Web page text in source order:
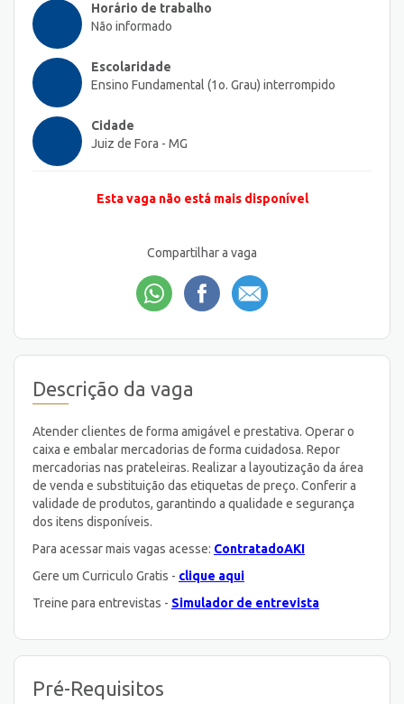
Horário de trabalho
Não informado
Escolaridade
Ensino Fundamental (1o. Grau) interrompido
Cidade
Juiz de Fora - MG
Esta vaga não está mais disponível
Compartilhar a vaga
Descrição da vaga
Atender clientes de forma amigável e prestativa. Operar o
caixa e embalar mercadorias de forma cuidadosa. Repor
mercadorias nas prateleiras. Realizar a layoutização da área
de venda e substituição das etiquetas de preço. Conferir a
validade de produtos, garantindo a qualidade e segurança
dos itens disponíveis.
Para acessar mais vagas acesse: ContratadoAKI
Gere um Curriculo Gratis - clique aqui
Treine para entrevistas - Simulador de entrevista
Pré-Requisitos